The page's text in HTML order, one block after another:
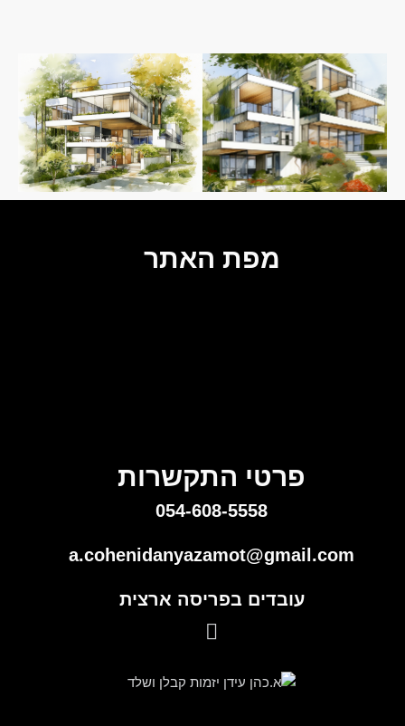
מפת האתר
פרטי התקשרות
054-608-5558
a.cohenidanyazamot@gmail.com
עובדים בפריסה ארצית